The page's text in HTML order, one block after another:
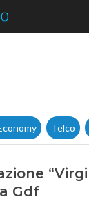
Pirateria,
Telco
Gdf